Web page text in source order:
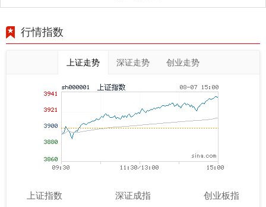
行情指数
上证走势 深证走势 创业走势
上证指数 深证成指 创业板指